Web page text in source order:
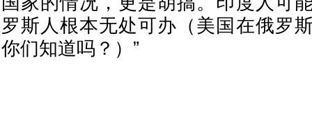
罗斯人根本无处可办（美国在俄罗
你们知道吗？）”